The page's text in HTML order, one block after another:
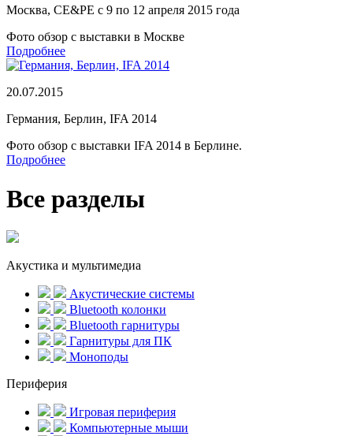
Москва, CE&PE с 9 по 12 апреля 2015 года
Фото обзор с выставки в Москве
Подробнее
20.07.2015
Германия, Берлин, IFA 2014
Фото обзор с выставки IFA 2014 в Берлине.
Подробнее
Все разделы
Акустика и мультимедиа
Акустические системы
Bluetooth колонки
Bluetooth гарнитуры
Гарнитуры для ПК
Моноподы
Периферия
Игровая периферия
Компьютерные мыши